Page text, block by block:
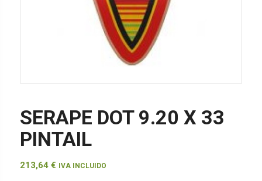
SERAPE DOT 9.20 X 33
PINTAIL
213,64 € IVA INCLUIDO